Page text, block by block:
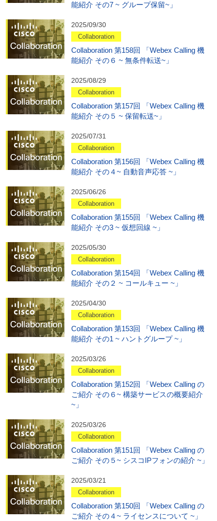
能紹介 その7 ~ グループ保留~」
2025/09/30
Collaboration
Collaboration 第158回 「Webex Calling 機
能紹介 その６ ~ 無条件転送~」
2025/08/29
Collaboration
Collaboration 第157回 「Webex Calling 機
能紹介 その５ ~ 保留転送~」
2025/07/31
Collaboration
Collaboration 第156回 「Webex Calling 機
能紹介 その４~ 自動音声応答 ~」
2025/06/26
Collaboration
Collaboration 第155回 「Webex Calling 機
能紹介 その3 ~ 仮想回線 ~」
2025/05/30
Collaboration
Collaboration 第154回 「Webex Calling 機
能紹介 その２ ~ コールキュー ~」
2025/04/30
Collaboration
Collaboration 第153回 「Webex Calling 機
能紹介 その1 ~ ハントグループ ~」
2025/03/26
Collaboration
Collaboration 第152回 「Webex Calling の
ご紹介 その６~ 構築サービスの概要紹介
~」
2025/03/26
Collaboration
Collaboration 第151回 「Webex Calling の
ご紹介 その５~ シスコIPフォンの紹介 ~」
2025/03/21
Collaboration
Collaboration 第150回 「Webex Calling の
ご紹介 その４~ ライセンスについて ~」